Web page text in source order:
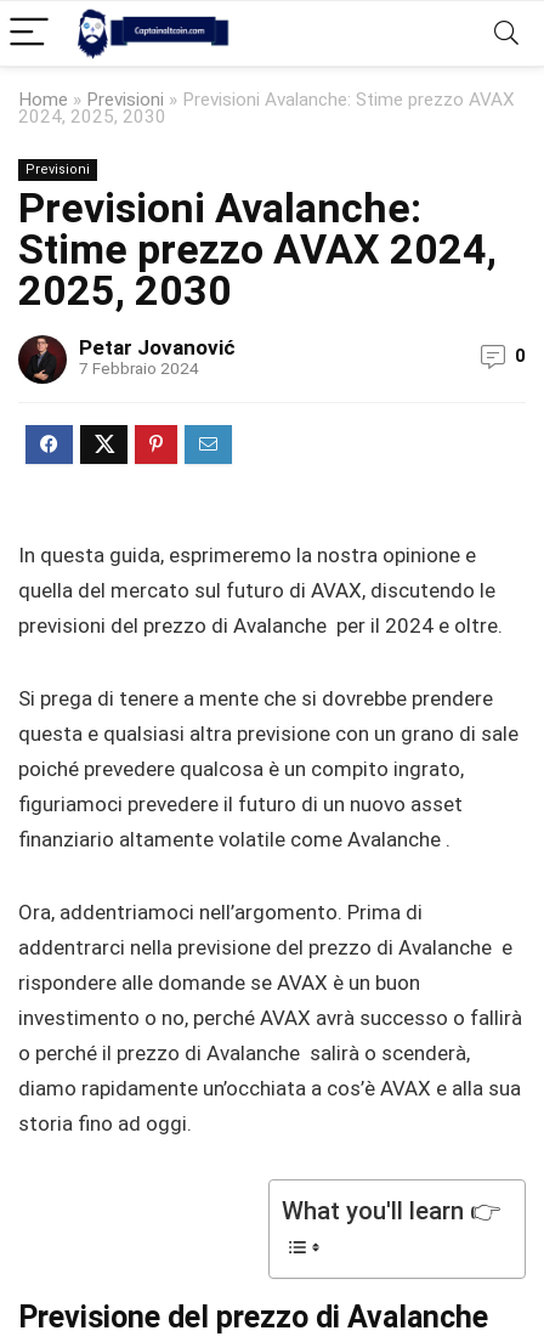
Home » Previsioni » Previsioni Avalanche: Stime prezzo AVAX
2024, 2025, 2030
Previsioni
Previsioni Avalanche:
Stime prezzo AVAX 2024,
2025, 2030
Petar Jovanović
7 Febbraio 2024
0
In questa guida, esprimeremo la nostra opinione e
quella del mercato sul futuro di AVAX, discutendo le
previsioni del prezzo di Avalanche per il 2024 e oltre.
Si prega di tenere a mente che si dovrebbe prendere
questa e qualsiasi altra previsione con un grano di sale
poiché prevedere qualcosa è un compito ingrato,
figuriamoci prevedere il futuro di un nuovo asset
finanziario altamente volatile come Avalanche .
Ora, addentriamoci nell’argomento. Prima di
addentrarci nella previsione del prezzo di Avalanche e
rispondere alle domande se AVAX è un buon
investimento o no, perché AVAX avrà successo o fallirà
o perché il prezzo di Avalanche salirà o scenderà,
diamo rapidamente un’occhiata a cos’è AVAX e alla sua
storia fino ad oggi.
What you'll learn 👉
Previsione del prezzo di Avalanche